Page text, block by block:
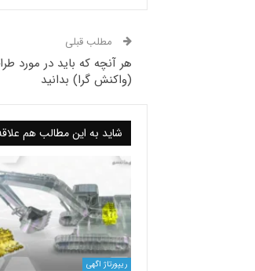
مطلب قبلی
هر آنچه که باید در مورد
(واکنش گرا) بدانید
شاید به این مطالب هم
ریپورتاژ اگهی